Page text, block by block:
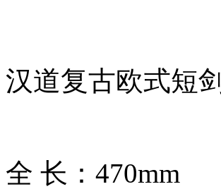
汉道复古欧式短剑
全 长：470mm